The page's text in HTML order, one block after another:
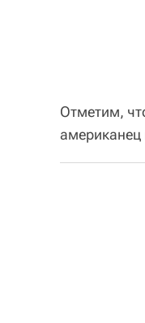
Отметим,
американец